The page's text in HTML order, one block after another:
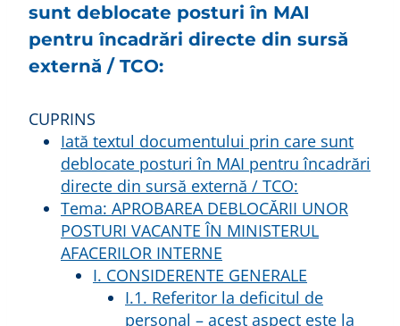
sunt deblocate posturi în MAI
pentru încadrări directe din sursă
externă / TCO:
CUPRINS
Iată textul documentului prin care sunt
deblocate posturi în MAI pentru încadrări
directe din sursă externă / TCO:
Tema: APROBAREA DEBLOCĂRII UNOR
POSTURI VACANTE ÎN MINISTERUL
AFACERILOR INTERNE
I. CONSIDERENTE GENERALE
I.1. Referitor la deficitul de
personal – acest aspect este la